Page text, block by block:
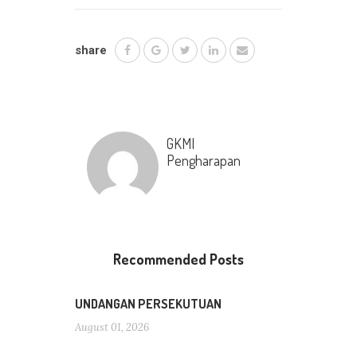
share
GKMI
Pengharapan
Recommended Posts
UNDANGAN PERSEKUTUAN
August 01, 2026